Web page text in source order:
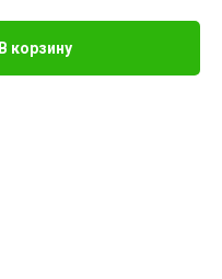
В корзину